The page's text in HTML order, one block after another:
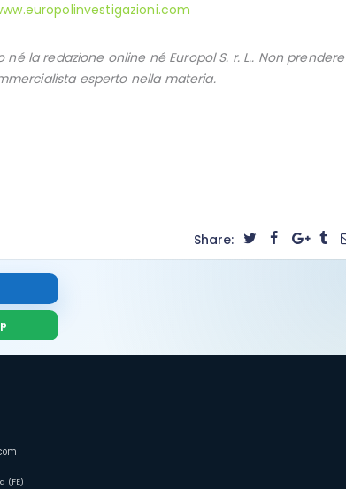
la redazione online né Europol S. r. L.. Non prendere
esperto nella materia.
Share:
(FE)